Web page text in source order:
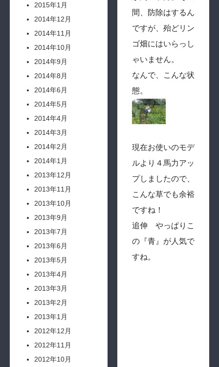
2015年1月
2014年12月
2014年11月
2014年10月
2014年9月
2014年8月
2014年6月
2014年5月
2014年4月
2014年3月
2014年2月
2014年1月
2013年12月
2013年11月
2013年10月
2013年9月
2013年7月
2013年6月
2013年5月
2013年4月
2013年3月
2013年2月
2013年1月
2012年12月
2012年11月
2012年10月
間、防除はするん
ですが、殆どリン
ゴ畑にはいらっし
ゃいません。
なんで、こんな状
態。
現在お使いのモデ
ルより４馬力アッ
プしましたので、
こんな草でも余裕
ですね！
追伸 やっぱりこ
の『青』が人気で
すね。